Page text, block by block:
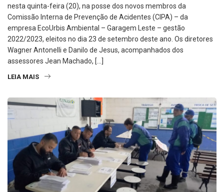
nesta quinta-feira (20), na posse dos novos membros da
Comissão Interna de Prevenção de Acidentes (CIPA) – da
empresa EcoUrbis Ambiental – Garagem Leste – gestão
2022/2023, eleitos no dia 23 de setembro deste ano. Os diretores
Wagner Antonelli e Danilo de Jesus, acompanhados dos
assessores Jean Machado, […]
LEIA MAIS